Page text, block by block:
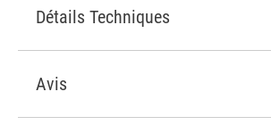
Détails Techniques
Avis